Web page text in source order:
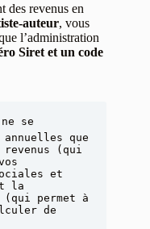
des revenus en
auteur, vous
l’administration
Siret et un code
se
que
(qui
et
la
permet à
de